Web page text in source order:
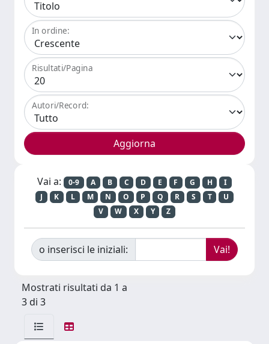
In ordine:
Risultati/Pagina
Autori/Record:
Vai a: 0-9 A B C D E F G H
I
J
K L M N O P Q R S T
U
V
W X Y Z
o inserisci le iniziali:
Mostrati risultati da 1 a
3 di 3